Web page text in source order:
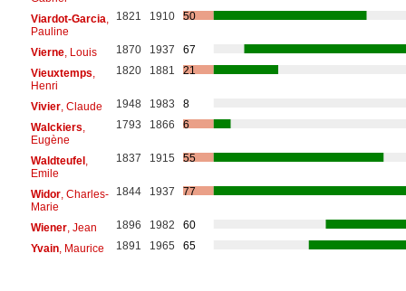
Viardot-Garcia
Pauline
1821 1910 50
Vierne, Louis 1870 1937
67
Vieuxtemps
Henri
1820 1881 21
Vivier, Claude 1948 1983
8
Walckiers
Eugène
1793 1866 6
Waldteufel,
Emile
1837 1915 55
Widor, Charles-
Marie
1844 1937 77
Wiener, Jean 1896 1982
60
Yvain, Maurice 1891 1965 65